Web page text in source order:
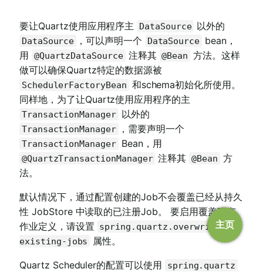
要让Quartz使用应用程序主 DataSource 以外的
DataSource ，可以声明一个 DataSource bean，
用 @QuartzDataSource 注释其 @Bean 方法。这样
做可以确保Quartz特定的数据源被
SchedulerFactoryBean 和schema初始化所使用。
同样地，为了让Quartz使用应用程序的主
TransactionManager 以外的
TransactionManager ，需要声明一个
TransactionManager Bean，用
@QuartzTransactionManager 注释其 @Bean 方
法。
默认情况下，通过配置创建的Job不会覆盖已经从持久
性 JobStore 中读取的已注册Job。 要启用覆盖现有
作业定义，请设置 spring.quartz.overwrite-
existing-jobs
属性。
Quartz Scheduler的配置可以使用 spring.quartz
主页